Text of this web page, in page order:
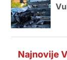
Najnovije